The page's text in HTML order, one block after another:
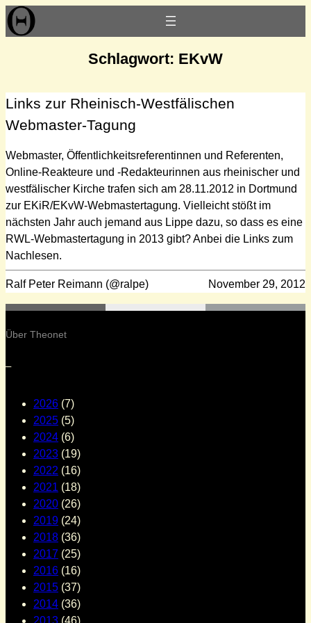
Zum
Inhalt
Schlagwort: EKvW
Links zur Rheinisch-Westfälischen
Webmaster-Tagung
Webmaster, Öffentlichkeitsreferentinnen und Referenten,
Online-Reakteure und -Redakteurinnen aus rheinischer und
westfälischer Kirche trafen sich am 28.11.2012 in Dortmund
zur EKiR/EKvW-Webmastertagung. Vielleicht stößt im
nächsten Jahr auch jemand aus Lippe dazu, so dass es eine
RWL-Webmastertagung in 2013 gibt? Anbei die Links zum
Nachlesen.
Ralf Peter Reimann (@ralpe) November 29, 2012
Über Theonet
–
2026 (7)
2025 (5)
2024 (6)
2023 (19)
2022 (16)
2021 (18)
2020 (26)
2019 (24)
2018 (36)
2017 (25)
2016 (16)
2015 (37)
2014 (36)